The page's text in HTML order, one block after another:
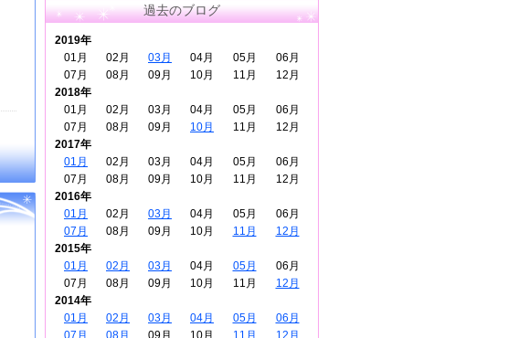
過去のブログ
2019年
01月
02月 03月 04月 05月
06月
07月
08月 09月 10月 11月
12月
2018年
01月
02月 03月 04月 05月
06月
07月
08月 09月 10月 11月
12月
2017年
01月
02月 03月 04月 05月
06月
07月
08月 09月 10月 11月
12月
2016年
01月
02月 03月 04月 05月
06月
07月
08月 09月 10月 11月
12月
2015年
01月
02月 03月 04月 05月
06月
07月
08月 09月 10月 11月
12月
2014年
01月
02月 03月 04月 05月
06月
07月
08月 09月 10月 11月
12月